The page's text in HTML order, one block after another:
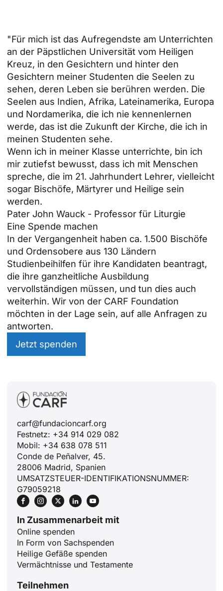
"Für mich ist das Aufregendste am Unterrichten
an der Päpstlichen Universität vom Heiligen
Kreuz, in den Gesichtern und hinter den
Gesichtern meiner Studenten die Seelen zu
sehen, deren Leben sie berühren werden. Die
Seelen aus Indien, Afrika, Lateinamerika, Europa
und Nordamerika, die ich nie kennenlernen
werde, das ist die Zukunft der Kirche, die ich in
meinen Studenten sehe.
Wenn ich in meiner Klasse unterrichte, bin ich
mir zutiefst bewusst, dass ich mit Menschen
spreche, die im 21. Jahrhundert Lehrer, vielleicht
sogar Bischöfe, Märtyrer und Heilige sein
werden.
Pater John Wauck - Professor für Liturgie
Eine Spende machen
In der Vergangenheit haben ca. 1.500 Bischöfe
und Ordensobere aus 130 Ländern
Studienbeihilfen für ihre Kandidaten beantragt,
die ihre ganzheitliche Ausbildung
vervollständigen müssen, und tun dies auch
weiterhin. Wir von der CARF Foundation
möchten in der Lage sein, auf alle Anfragen zu
antworten.
Jetzt spenden
carf@fundacioncarf.org
Festnetz: +34 914 029 082
Mobil: +34 638 078 511
Conde de Peñalver, 45.
28006 Madrid, Spanien
UMSATZSTEUER-IDENTIFIKATIONSNUMMER:
G79059218
In Zusammenarbeit mit
Online spenden
In Form von Sachspenden
Heilige Gefäße spenden
Vermächtnisse und Testamente
Teilnehmen